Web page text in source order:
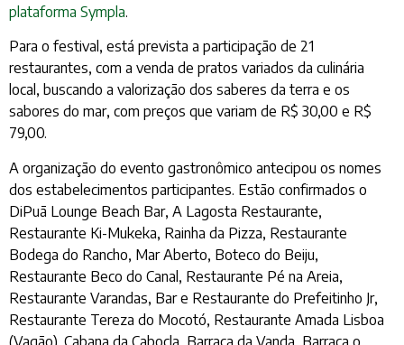
plataforma Sympla.
Para o festival, está prevista a participação de 21
restaurantes, com a venda de pratos variados da culinária
local, buscando a valorização dos saberes da terra e os
sabores do mar, com preços que variam de R$ 30,00 e R$
79,00.
A organização do evento gastronômico antecipou os nomes
dos estabelecimentos participantes. Estão confirmados o
DiPuã Lounge Beach Bar, A Lagosta Restaurante,
Restaurante Ki-Mukeka, Rainha da Pizza, Restaurante
Bodega do Rancho, Mar Aberto, Boteco do Beiju,
Restaurante Beco do Canal, Restaurante Pé na Areia,
Restaurante Varandas, Bar e Restaurante do Prefeitinho Jr,
Restaurante Tereza do Mocotó, Restaurante Amada Lisboa
(Vagão), Cabana da Cabocla, Barraca da Vanda, Barraca o